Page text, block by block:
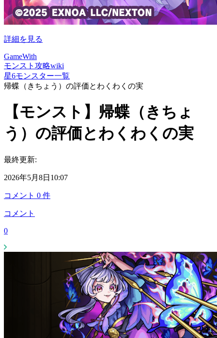
詳細を見る
GameWith
モンスト攻略wiki
星6モンスター一覧
帰蝶（きちょう）の評価とわくわくの実
【モンスト】帰蝶（きちょ
う）の評価とわくわくの実
最終更新:
2026年5月8日10:07
コメント 0 件
コメント
0